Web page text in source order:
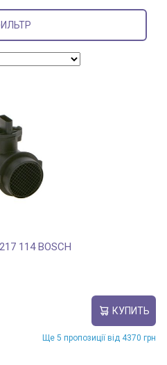
все марки
114 BOSCH
КУПИТЬ
Ще 5 пропозиції від 4370 грн